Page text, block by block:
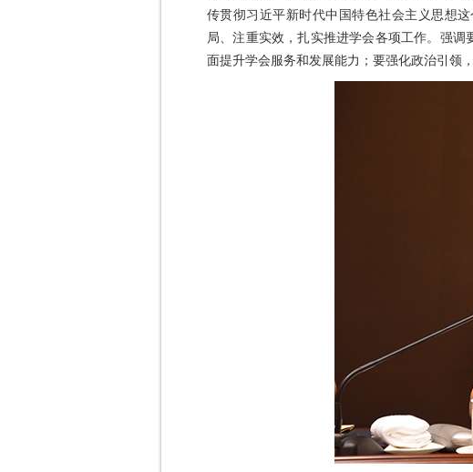
传贯彻习近平新时代中国特色社会主义思想
局、注重实效，扎实推进学会各项工作。强
面提升学会服务和发展能力；要强化政治引领